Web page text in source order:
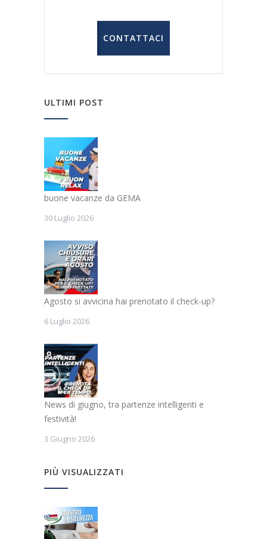
CONTATTACI
ULTIMI POST
buone vacanze da GEMA
30 Luglio 2026
Agosto si avvicina hai prenotato il check-up?
6 Luglio 2026
News di giugno, tra partenze intelligenti e
festività!
3 Giugno 2026
PIÙ VISUALIZZATI